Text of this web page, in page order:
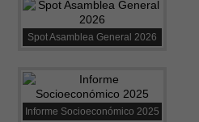
Spot Asamblea General 2026
Informe Socioeconómico 2025